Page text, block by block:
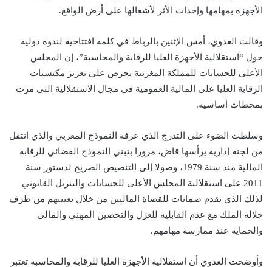
الأجهزة بمهامها وإحداث الأثر لأشغالها على أرض الواقع.
وقالت العدوي، أمس الإثنين بالرباط في كلمة افتتاحية لندوة دولية
حول “استقلالية الأجهزة العليا للرقابة والمحاسبة”، إن المجلس
الأعلى للحسابات للمملكة المغربية يحرص على تعزيز مكتسبات
الرقابة العليا على المالية العمومية في مجال الاستقلالية التي مرت
بمحطات أساسية.
وسلطت الضوء على التدرج الذي عرفه النموذج المغربي والذي انتقل
من لجنة إدارية يرأسها قاض، مرورا بتبني النموذج القضائي للرقابة
المالية منذ سنة 1979، وصولا إلى التنصيص الصريح لدستور سنة
2011 على استقلالية المجلس الأعلى للحسابات والتنزيل القانوني
لذلك الذي يقدم ضمانات للقضاة الماليين من خلال تعيينهم من طرف
جلالة الملك مع عدم القابلية للعزل والتحصين المهني والمالي
والحماية عند ممارسة مهامهم.
وأوضحت العدوي أن استقلالية الأجهزة العليا للرقابة والمحاسبة تعتبر